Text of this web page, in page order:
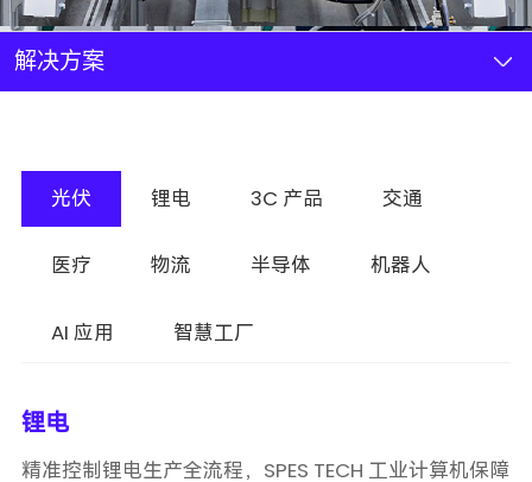
新闻资讯
加入我们
解决方案
光伏 锂电 3C 产品 交通
医疗 物流 半导体 机器人
AI 应用 智慧工厂
锂电
精准控制锂电生产全流程，SPES TECH 工业计算机保障